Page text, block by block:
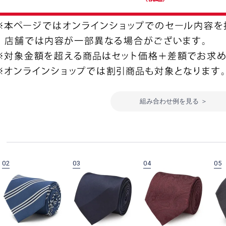
組み合わせ例を見る ＞
02 03 04 05